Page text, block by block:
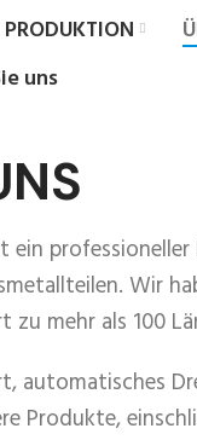
PRODUKTION
uns
ein
Wir
mehr als 100
automatisches
Produkte,